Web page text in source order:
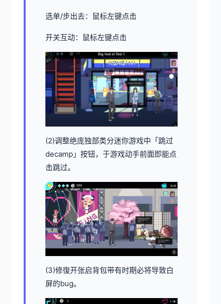
选单/步出去：鼠标左键点击
开关互动：鼠标左键点击
(2)调整绝庞独部类分迷你游戏中「跳过
decamp」按钮，于游戏动手前面即能点
击跳过。
(3)修復开张启背包带有时期必将导致白
屏的bug。